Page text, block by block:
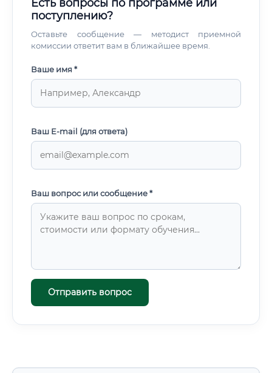
Есть вопросы по программе или
поступлению?
Оставьте сообщение — методист приемной
комиссии ответит вам в ближайшее время.
Ваше имя *
Ваш E-mail (для ответа)
Ваш вопрос или сообщение *
Отправить вопрос